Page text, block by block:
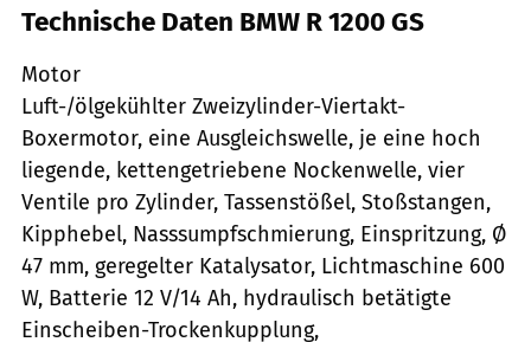
Technische Daten BMW R 1200 GS
Motor
Luft-/ölgekühlter Zweizylinder-Viertakt-
Boxermotor, eine Ausgleichswelle, je eine hoch
liegende, kettengetriebene Nockenwelle, vier
Ventile pro Zylinder, Tassenstößel, Stoßstangen,
Kipphebel, Nasssumpfschmierung, Einspritzung, Ø
47 mm, geregelter Katalysator, Lichtmaschine 600
W, Batterie 12 V/14 Ah, hydraulisch betätigte
Einscheiben-Trockenkupplung,